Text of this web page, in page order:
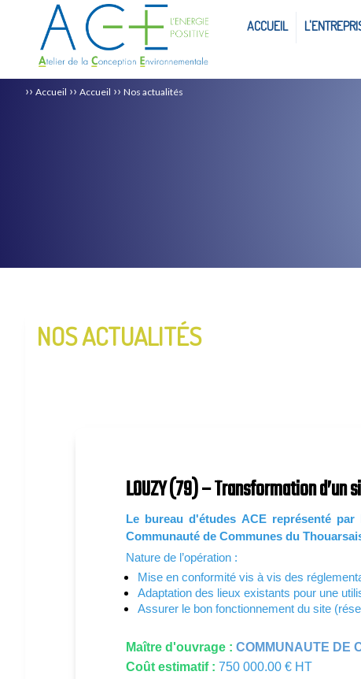
ACCUEIL
›› Accueil ›› Accueil ›› Nos actualités
NOS ACTUALITÉS
LOUZY (79) – Transformation
Le bureau d'études ACE représenté
Communauté de Communes du
Nature de l’opération :
Mise en conformité vis à vis des
Adaptation des lieux existants pour une
Assurer le bon fonctionnement du site
Maître d'ouvrage : COMMUNAUTE DE
Coût estimatif : 750 000.00 € HT